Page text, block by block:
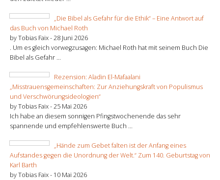
„Die Bibel als Gefahr für die Ethik“ – Eine Antwort auf
das Buch von Michael Roth
by Tobias Faix -28 Juni 2026
. Um es gleich vorwegzusagen: Michael Roth hat mit seinem Buch Die
Bibel als Gefahr ...
Rezension: Aladin El-Mafaalani
„Misstrauensgemeinschaften: Zur Anziehungskraft von Populismus
und Verschwörungsideologien“
by Tobias Faix -25 Mai 2026
Ich habe an diesem sonnigen Pfingstwochenende das sehr
spannende und empfehlenswerte Buch ...
„Hände zum Gebet falten ist der Anfang eines
Aufstandes gegen die Unordnung der Welt.“ Zum 140. Geburtstag von
Karl Barth
by Tobias Faix - 10 Mai 2026